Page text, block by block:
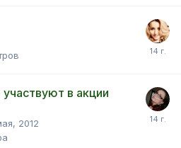
в акции
2012